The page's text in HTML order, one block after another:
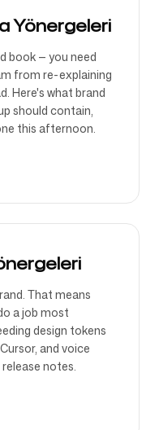
Yönergeleri
book — you need
from re-explaining
Here's what brand
should contain,
this afternoon.
That means
a job most
design tokens
and voice
notes.